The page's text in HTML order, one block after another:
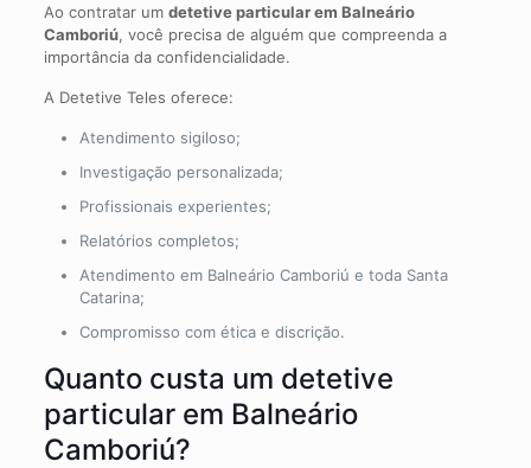
Ao contratar um detetive particular em Balneário
Camboriú, você precisa de alguém que compreenda a
importância da confidencialidade.
A Detetive Teles oferece:
Atendimento sigiloso;
Investigação personalizada;
Profissionais experientes;
Relatórios completos;
Atendimento em Balneário Camboriú e toda Santa
Catarina;
Compromisso com ética e discrição.
Quanto custa um detetive
particular em Balneário
Camboriú?